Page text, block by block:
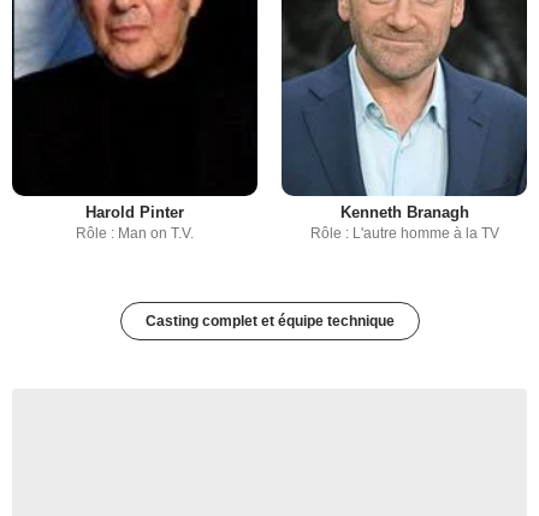
Harold Pinter
Rôle : Man on T.V.
Kenneth Branagh
Rôle : L'autre homme à la TV
Casting complet et équipe technique